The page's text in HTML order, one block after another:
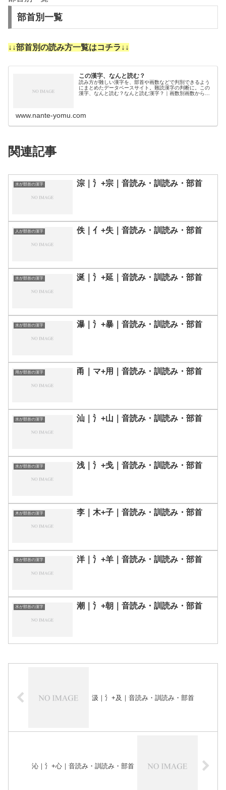
部首別一覧
↓↓部首別の読み方一覧はコチラ↓↓
この漢字、なんと読む？
読み方が難しい漢字を、部首や画数などで判別できるよう
にまとめたデータベースサイト。難読漢字の判断に。この
漢字、なんと読む？なんと読む漢字？｜画数別画数から漢
www.nante-yomu.com
関連記事
水が部首の漢字 淙｜氵+宗｜音読み・訓読み・部首
人が部首の漢字 佚｜亻+失｜音読み・訓読み・部首
水が部首の漢字 涎｜氵+延｜音読み・訓読み・部首
水が部首の漢字 瀑｜氵+暴｜音読み・訓読み・部首
用が部首の漢字 甬｜マ+用｜音読み・訓読み・部首
水が部首の漢字 汕｜氵+山｜音読み・訓読み・部首
水が部首の漢字 浅｜氵+戋｜音読み・訓読み・部首
木が部首の漢字 李｜木+子｜音読み・訓読み・部首
水が部首の漢字 洋｜氵+羊｜音読み・訓読み・部首
水が部首の漢字 潮｜氵+朝｜音読み・訓読み・部首
汲｜氵+及｜音読み・訓読み・部首
沁｜氵+心｜音読み・訓読み・部首